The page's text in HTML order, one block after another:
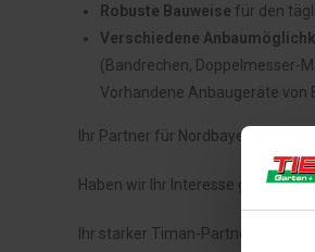
Robuste Bauweise für den
Verschiedene
(Bandrechen, Doppelmesser-
Vorhandene Anbaugeräte von
Ihr Partner für Nordbayern,
Haben wir Ihr Interesse geweckt?
Ihr starker Timan-Partner in